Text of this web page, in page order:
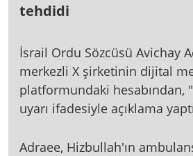
tehdidi
İsrail Ordu Sözcüsü Avichay
merkezli X şirketinin dijital
platformundaki hesabından,
uyarı ifadesiyle açıklama
Adraee, Hizbullah'ın